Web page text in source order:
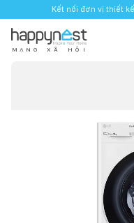
Kết nối đơn vị thiết
M Ạ N G X Ã H Ộ I